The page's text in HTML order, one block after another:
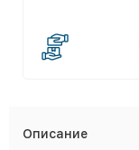
Описание